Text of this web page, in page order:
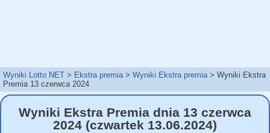
Wyniki Lotto NET Ekstra premia Wyniki Ekstra premia
Wyniki Ekstra
Premia 13 czerwca 2024
Wyniki Ekstra Premia dnia 13 czerwca
2024 (czwartek 13.06.2024)